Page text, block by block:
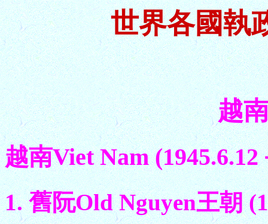
世界各國執
越
越南Viet Nam (1945.6.12
1. 舊阮Old Nguyen王朝